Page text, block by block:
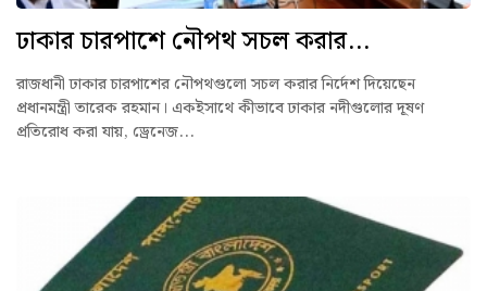
ঢাকার চারপাশে নৌপথ সচল করার...
রাজধানী ঢাকার চারপাশের নৌপথগুলো সচল করার নির্দেশ দিয়েছেন
প্রধানমন্ত্রী তারেক রহমান। একইসাথে কীভাবে ঢাকার নদীগুলোর দূষণ
প্রতিরোধ করা যায়, ড্রেনেজ...